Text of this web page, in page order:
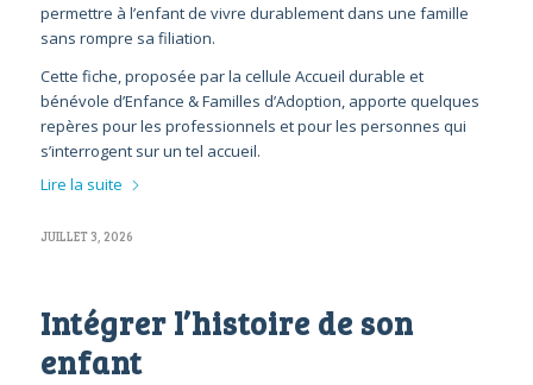
permettre à l’enfant de vivre durablement dans une famille
sans rompre sa filiation.
Cette fiche, proposée par la cellule Accueil durable et
bénévole d’Enfance & Familles d’Adoption, apporte quelques
repères pour les professionnels et pour les personnes qui
s’interrogent sur un tel accueil.
Lire la suite
JUILLET 3, 2026
Intégrer l’histoire de son
enfant